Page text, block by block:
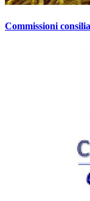
Commissioni